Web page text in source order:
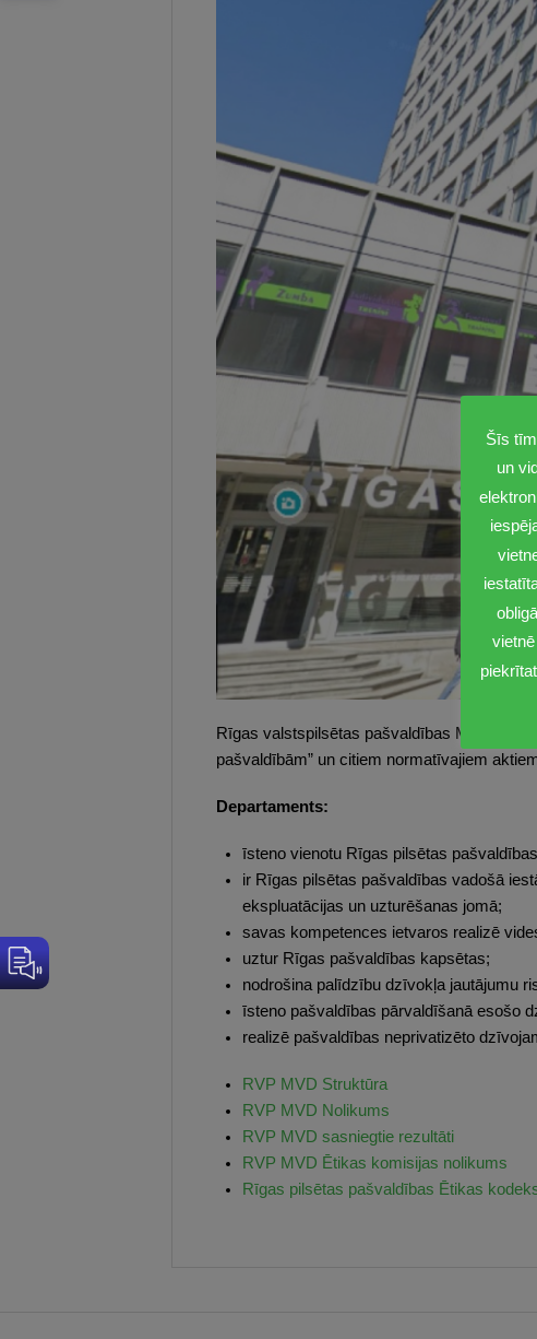
Rīgas valstspilsētas pašvaldības Mājokļu
pašvaldībām” un citiem normatīvajiem
Departaments:
īsteno vienotu Rīgas pilsētas
ir Rīgas pilsētas pašvaldības vadošā
ekspluatācijas un uzturēšanas jomā;
savas kompetences ietvaros realizē
uztur Rīgas pašvaldības kapsētas;
nodrošina palīdzību dzīvokļa jautājumu
īsteno pašvaldības pārvaldīšanā esošo
realizē pašvaldības neprivatizēto
RVP MVD Struktūra
RVP MVD Nolikums
RVP MVD sasniegtie rezultāti
RVP MVD Ētikas komisijas nolikums
Rīgas pilsētas pašvaldības Ētikas
Šīs
un